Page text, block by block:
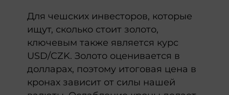
Для чешских инвесторов, которые
ищут, сколько стоит золото,
ключевым также является курс
USD/CZK. Золото оценивается в
долларах, поэтому итоговая цена в
кронах зависит от силы нашей